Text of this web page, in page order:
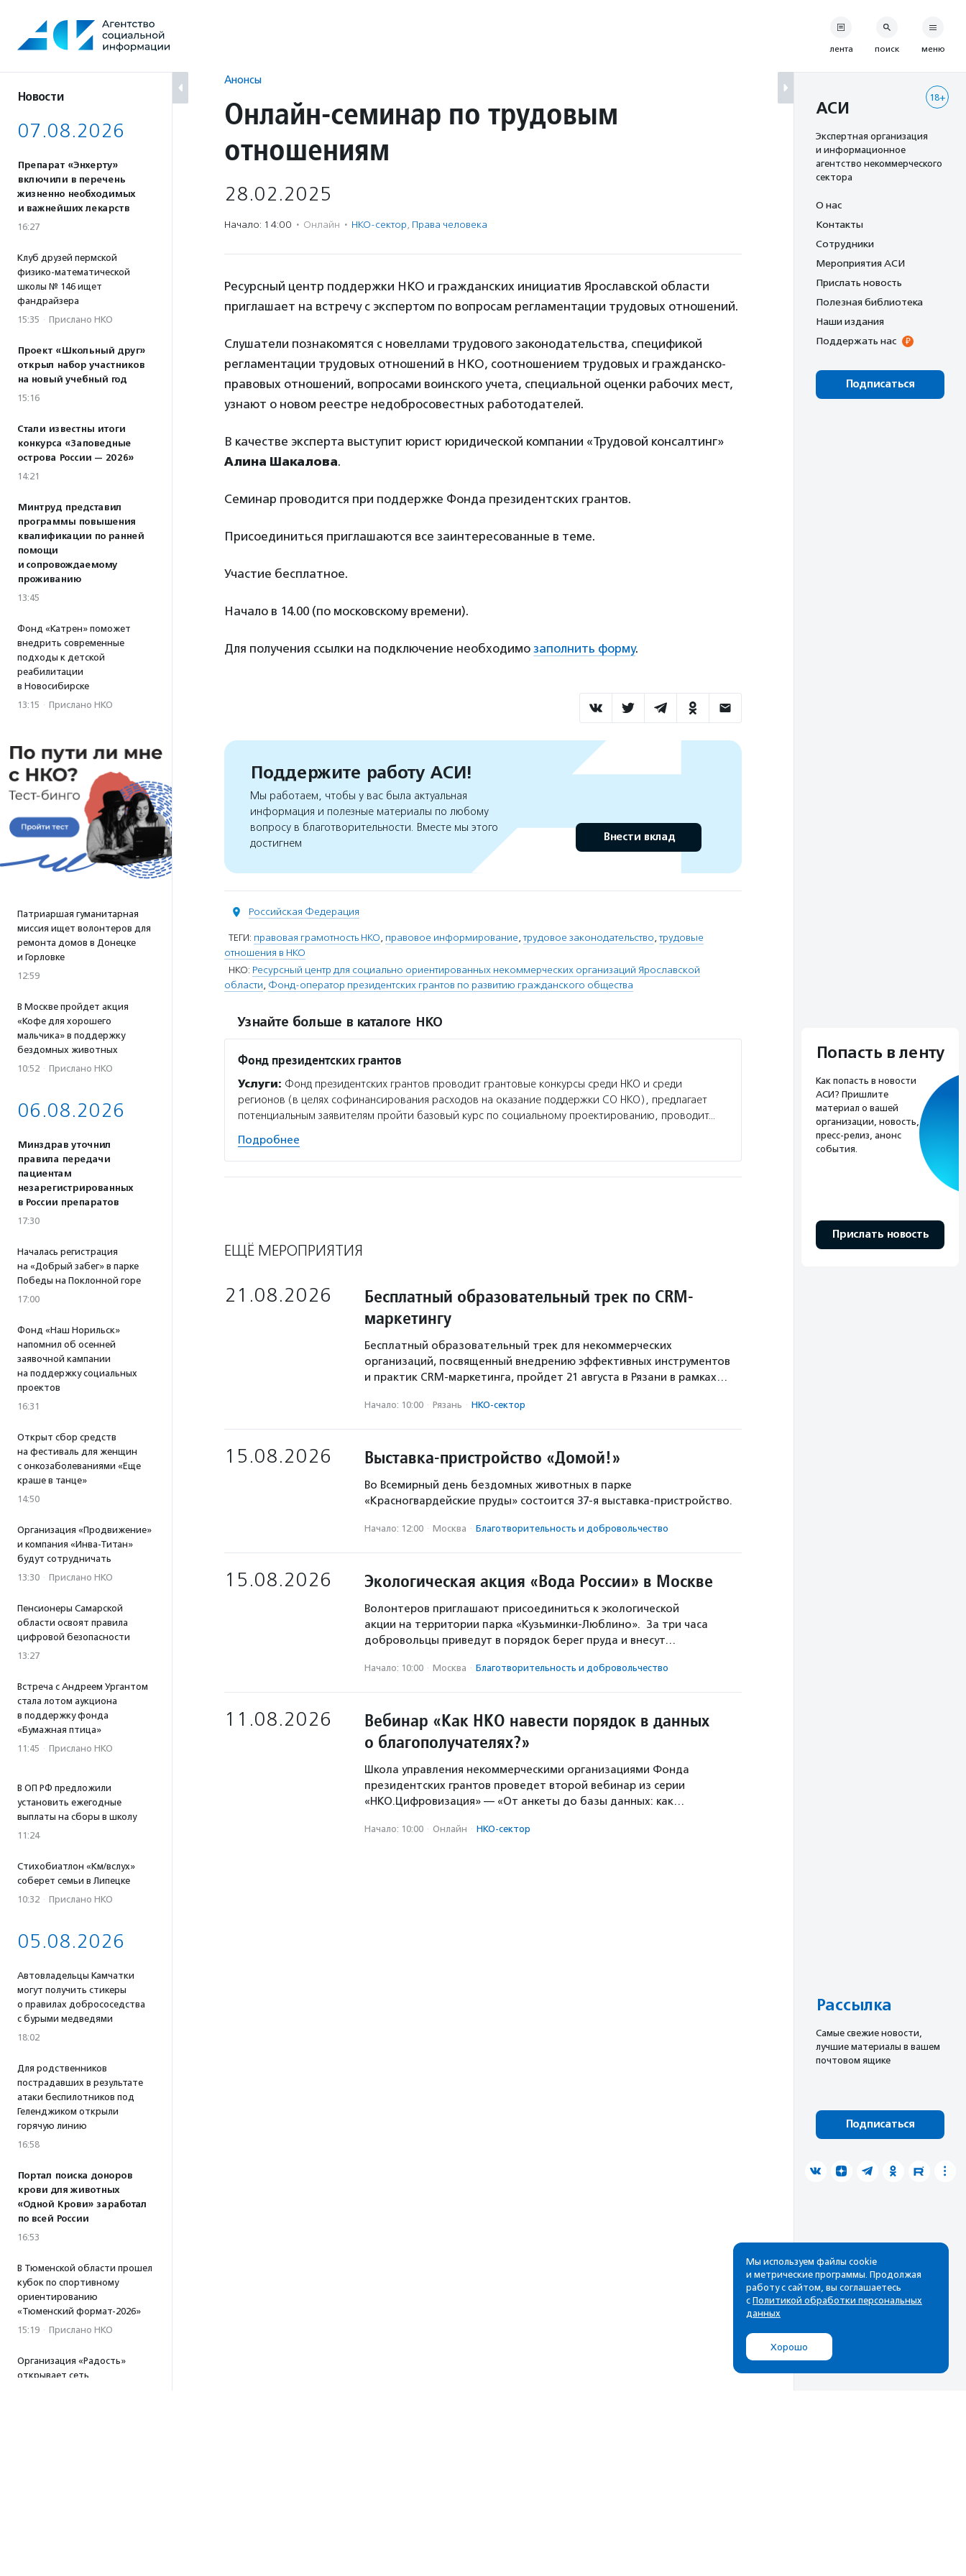
содержанию
Новости
07.08.2026
Препарат «Энхерту»
включили в перечень
жизненно необходимых
и важнейших лекарств
16:27
Клуб друзей пермской
физико-математической
школы № 146 ищет
фандрайзера
15:35 · Прислано НКО
Проект «Школьный друг»
открыл набор участников
на новый учебный год
15:16
Стали известны итоги
конкурса «Заповедные
острова России — 2026»
14:21
Минтруд представил
программы повышения
квалификации по ранней
помощи
и сопровождаемому
проживанию
13:45
Фонд «Катрен» поможет
внедрить современные
подходы к детской
реабилитации
в Новосибирске
13:15 · Прислано НКО
Патриаршая гуманитарная
миссия ищет волонтеров для
ремонта домов в Донецке
и Горловке
12:59
В Москве пройдет акция
«Кофе для хорошего
мальчика» в поддержку
бездомных животных
10:52 · Прислано НКО
06.08.2026
Минздрав уточнил
правила передачи
пациентам
незарегистрированных
в России препаратов
17:30
Началась регистрация
на «Добрый забег» в парке
Победы на Поклонной горе
17:00
Фонд «Наш Норильск»
напомнил об осенней
заявочной кампании
на поддержку социальных
проектов
16:31
Открыт сбор средств
на фестиваль для женщин
с онкозаболеваниями «Еще
краше в танце»
14:50
Организация «Продвижение»
и компания «Инва-Титан»
будут сотрудничать
13:30 · Прислано НКО
Пенсионеры Самарской
области освоят правила
цифровой безопасности
13:27
Встреча с Андреем Ургантом
стала лотом аукциона
в поддержку фонда
«Бумажная птица»
11:45 · Прислано НКО
В ОП РФ предложили
установить ежегодные
выплаты на сборы в школу
11:24
Стихобиатлон «Км/вслух»
соберет семьи в Липецке
10:32 · Прислано НКО
05.08.2026
Автовладельцы Камчатки
могут получить стикеры
о правилах добрососедства
с бурыми медведями
18:02
Для родственников
пострадавших в результате
атаки беспилотников под
Геленджиком открыли
горячую линию
16:58
Портал поиска доноров
крови для животных
«Одной Крови» заработал
по всей России
16:53
В Тюменской области прошел
кубок по спортивному
ориентированию
«Тюменский формат-2026»
15:19 · Прислано НКО
Организация «Радость»
открывает сеть
Анонсы
Онлайн-семинар по трудовым
отношениям
28.02.2025
Начало: 14:00 · Онлайн · НКО-сектор, Права человека
Ресурсный центр поддержки НКО и гражданских инициатив Ярославской области
приглашает на встречу с экспертом по вопросам регламентации трудовых отношений.
Слушатели познакомятся с новеллами трудового законодательства, спецификой
регламентации трудовых отношений в НКО, соотношением трудовых и гражданско-
правовых отношений, вопросами воинского учета, специальной оценки рабочих мест,
узнают о новом реестре недобросовестных работодателей.
В качестве эксперта выступит юрист юридической компании «Трудовой консалтинг»
Алина Шакалова.
Семинар проводится при поддержке Фонда президентских грантов.
Присоединиться приглашаются все заинтересованные в теме.
Участие бесплатное.
Начало в 14.00 (по московскому времени).
Для получения ссылки на подключение необходимо заполнить форму.
Поддержите работу АСИ!
Мы работаем, чтобы у вас была актуальная
информация и полезные материалы по любому
вопросу в благотворительности. Вместе мы этого
достигнем
Внести вклад
Российская Федерация
ТЕГИ: правовая грамотность НКО, правовое информирование,трудовое законодательство,трудовые
отношения в НКО
НКО: Ресурсный центр для социально ориентированных некоммерческих организаций Ярославской
области, Фонд-оператор президентских грантов по развитию гражданского общества
Узнайте больше в каталоге НКО
Фонд президентских грантов
Услуги: Фонд президентских грантов проводит грантовые конкурсы среди НКО и среди
регионов (в целях софинансирования расходов на оказание поддержки СО НКО), предлагает
потенциальным заявителям пройти базовый курс по социальному проектированию, проводит…
Подробнее
ЕЩЁ МЕРОПРИЯТИЯ
21.08.2026
Бесплатный образовательный трек по CRM-
маркетингу
Бесплатный образовательный трек для некоммерческих
организаций, посвященный внедрению эффективных инструментов
и практик CRM-маркетинга, пройдет 21 августа в Рязани в рамках…
Начало: 10:00 · Рязань · НКО-сектор
15.08.2026 Выставка-пристройство «Домой!»
Во Всемирный день бездомных животных в парке
«Красногвардейские пруды» состоится 37-я выставка-пристройство.
Начало: 12:00 · Москва · Благотвори­тель­ность и доброволь­чест­во
15.08.2026 Экологическая акция «Вода России» в Москве
Волонтеров приглашают присоединиться к экологической
акции на территории парка «Кузьминки-Люблино». За три часа
добровольцы приведут в порядок берег пруда и внесут…
Начало: 10:00 · Москва · Благотвори­тель­ность и доброволь­чест­во
11.08.2026
Вебинар «Как НКО навести порядок в данных
о благополучателях?»
Школа управления некоммерческими организациями Фонда
президентских грантов проведет второй вебинар из серии
«НКО.Цифровизация» — «От анкеты до базы данных: как…
Начало: 10:00 · Онлайн · НКО-сектор
лента поиск меню
18+
АСИ
Экспертная организация
и информационное
агентство некоммерческого
сектора
О нас
Контакты
Сотрудники
Мероприятия АСИ
Прислать новость
Полезная библиотека
Наши издания
Поддержать нас
Подписаться
Попасть в ленту
Как попасть в новости
АСИ? Пришлите
материал о вашей
организации, новость,
пресс-релиз, анонс
события.
Прислать новость
Рассылка
Cамые свежие новости,
лучшие материалы в вашем
почтовом ящике
Подписаться
Мы используем файлы cookie
и метрические программы. Продолжая
работу с сайтом, вы соглашаетесь
с Политикой обработки персональных
данных
Хорошо